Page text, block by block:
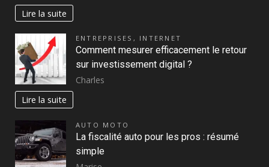
Lire la suite
ENTREPRISES , INTERNET
Comment mesurer efficacement le retour
sur investissement digital ?
Charles
Lire la suite
AUTO MOTO
La fiscalité auto pour les pros : résumé
simple